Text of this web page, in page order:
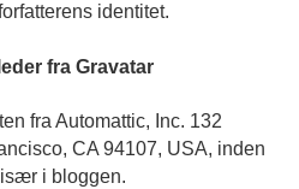
identitet.
fra Gravatar
fra Automattic, Inc. 132
CA 94107, USA, inden
i bloggen.